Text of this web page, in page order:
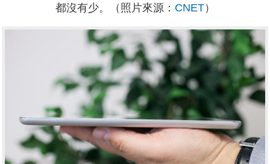
都沒有少。
（照片來源： CNET）